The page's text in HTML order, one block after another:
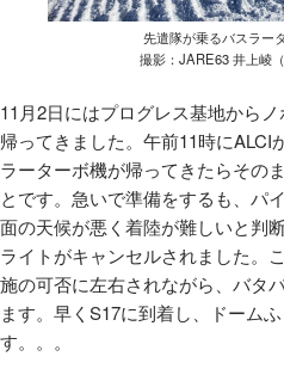
先遣隊が乗るバスラー
撮影：JARE63 井上崚
11月2日にはプログレス基地から
帰ってきました。午前11時にALCI
ラーターボ機が帰ってきたらその
とです。急いで準備をするも、パ
面の天候が悪く着陸が難しいと判
ライトがキャンセルされました。
施の可否に左右されながら、バタ
ます。早く S17に到着し、ドーム
す。。。